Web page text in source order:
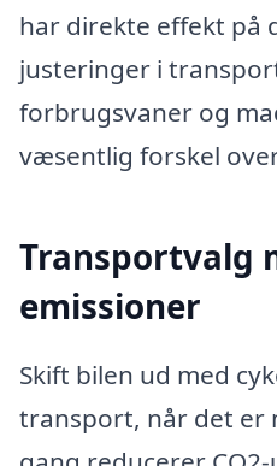
har direkte effekt på
justeringer i
forbrugsvaner og
væsentlig forskel
Transportvalg
emissioner
Skift bilen ud med
transport, når det er